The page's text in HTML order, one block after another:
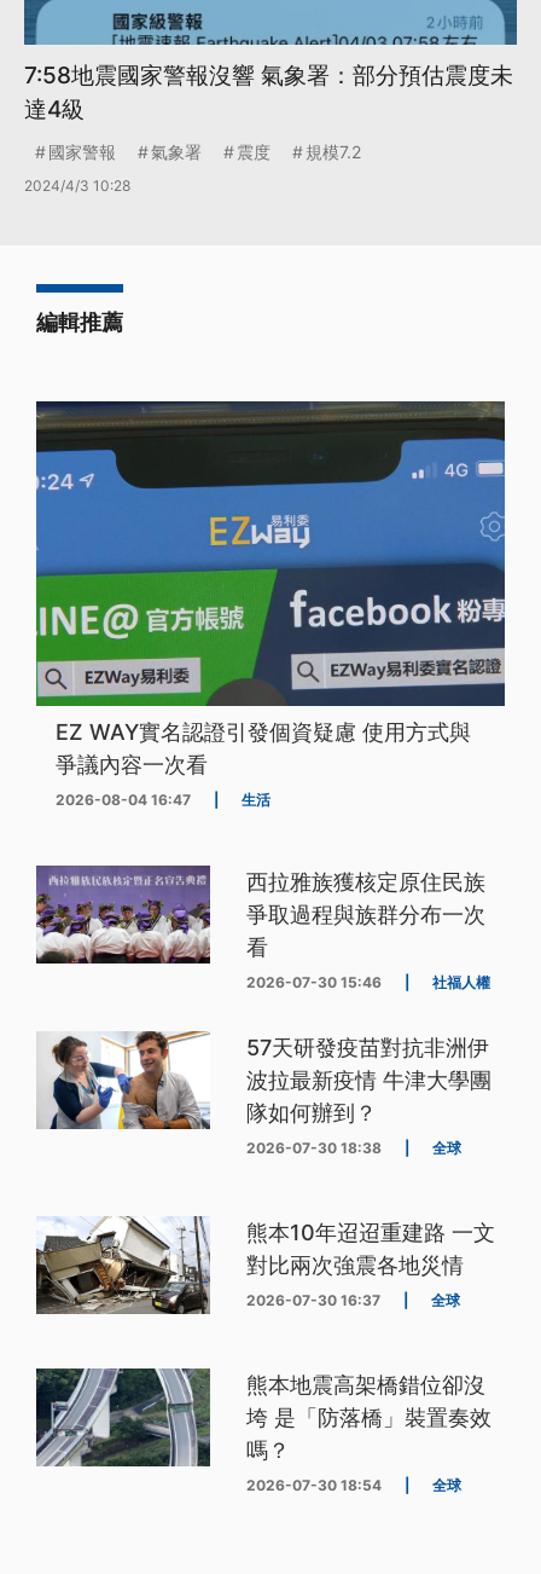
7:58地震國家警報沒響 氣象署：部分預估震度未
達4級
國家警報 氣象署 震度 規模7.2
2024/4/3 10:28
編輯推薦
EZ WAY實名認證引發個資疑慮 使用方式與
爭議內容一次看
2026-08-04 16:47 生活
西拉雅族獲核定原住民族
爭取過程與族群分布一次
看
2026-07-30 15:46 社福人權
57天研發疫苗對抗非洲伊
波拉最新疫情 牛津大學團
隊如何辦到？
2026-07-30 18:38 全球
熊本10年迢迢重建路 一文
對比兩次強震各地災情
2026-07-30 16:37 全球
熊本地震高架橋錯位卻沒
垮 是「防落橋」裝置奏效
嗎？
2026-07-30 18:54 全球